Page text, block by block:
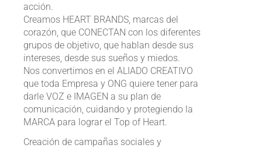
acción.
Creamos HEART BRANDS, marcas del
corazón, que CONECTAN con los diferentes
grupos de objetivo, que hablan desde sus
intereses, desde sus sueños y miedos.
Nos convertimos en el ALIADO CREATIVO
que toda Empresa y ONG quiere tener para
darle VOZ e IMAGEN a su plan de
comunicación, cuidando y protegiendo la
MARCA para lograr el Top of Heart.
Creación de campañas sociales y